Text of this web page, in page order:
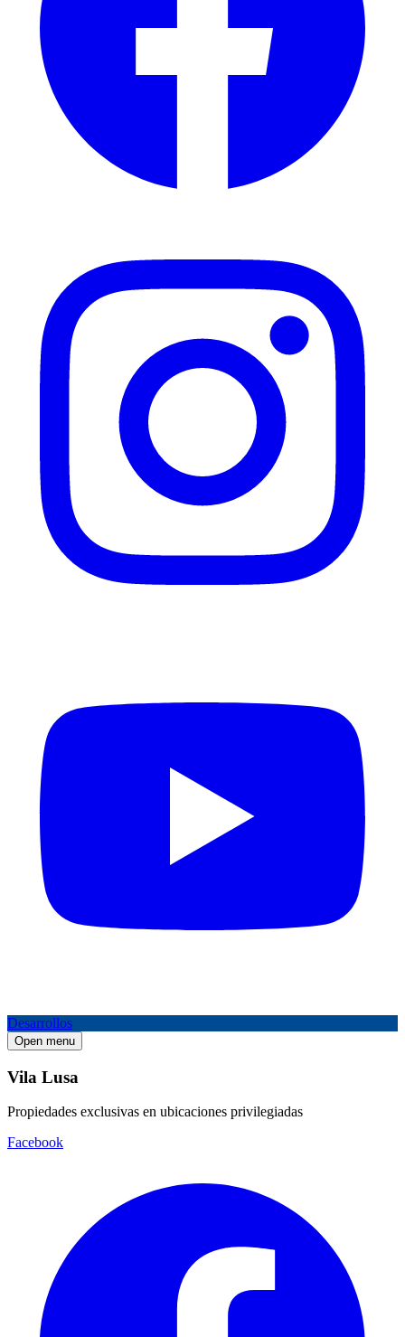
Desarrollos
Open menu
Vila Lusa
Propiedades exclusivas en ubicaciones privilegiadas
Facebook